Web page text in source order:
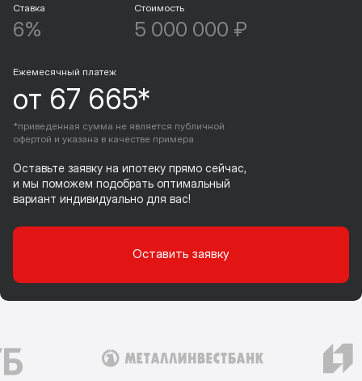
Ставка
6%
Стоимость
5 000 000 ₽
Ежемесячный платеж
от 67 665*
*приведенная сумма не является публичной
офертой и указана в качестве примера
Оставьте заявку на ипотеку прямо сейчас,
и мы поможем подобрать оптимальный
вариант индивидуально для вас!
Оставить заявку